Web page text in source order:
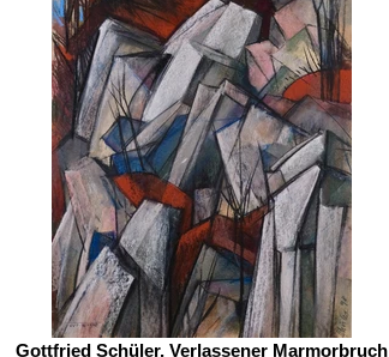
Gottfried Schüler. Verlassener Marmorbruch